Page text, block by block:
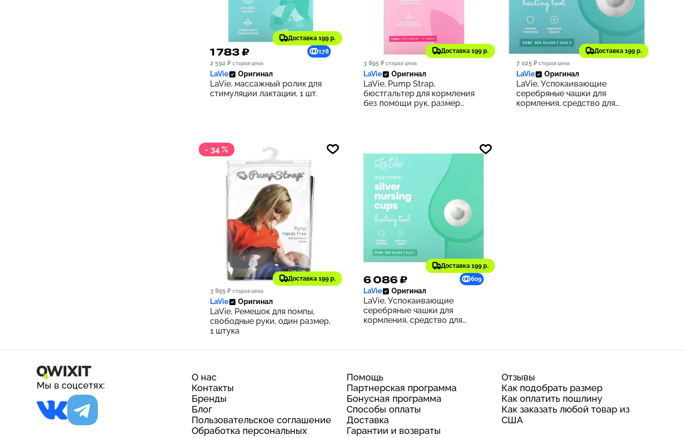
Доставка 199 р.
1 783 ₽
178
2 592 ₽ старая цена
LaVie Оригинал
LaVie, массажный ролик для
стимуляции лактации, 1 шт.
Доставка 199 р.
2 864 ₽
286
3 895 ₽ старая цена
LaVie Оригинал
LaVie, Pump Strap,
бюстгальтер для кормления
без помощи рук, размер
Доставка 199 р.
5 330 ₽
533
7 025 ₽ старая цена
LaVie Оригинал
LaVie, Успокаивающие
серебряные чашки для
кормления, средство для
- 34 %
Доставка 199 р.
2 554 ₽
255
3 895 ₽ старая цена
LaVie Оригинал
LaVie, Ремешок для помпы,
свободные руки, один размер,
1 штука
Доставка 199 р.
6 086 ₽ 609
LaVie Оригинал
LaVie, Успокаивающие
серебряные чашки для
кормления, средство для
Мы в соцсетях:
О нас
Контакты
Бренды
Блог
Пользовательское соглашение
Обработка персональных
Помощь
Партнерская программа
Бонусная программа
Способы оплаты
Доставка
Гарантии и возвраты
Отзывы
Как подобрать размер
Как оплатить пошлину
Как заказать любой товар из
США